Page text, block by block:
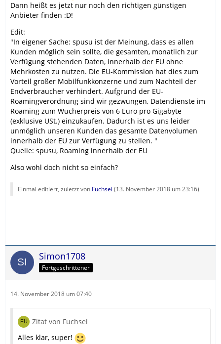
Dann heißt es jetzt nur noch den richtigen günstigen
Anbieter finden :D!
Edit:
"In eigener Sache: spusu ist der Meinung, dass es allen
Kunden möglich sein sollte, die gesamten, monatlich zur
Verfügung stehenden Daten, innerhalb der EU ohne
Mehrkosten zu nutzen. Die EU-Kommission hat dies zum
Vorteil großer Mobilfunkkonzerne und zum Nachteil der
Endverbraucher verhindert. Aufgrund der EU-
Roamingverordnung sind wir gezwungen, Datendienste im
Roaming zum Wucherpreis von 6 Euro pro Gigabyte
(exklusive USt.) einzukaufen. Dadurch ist es uns leider
unmöglich unseren Kunden das gesamte Datenvolumen
innerhalb der EU zur Verfügung zu stellen. "
Quelle: spusu, Roaming innerhalb der EU
Also wohl doch nicht so einfach?
Einmal editiert, zuletzt von Fuchsei (13. November 2018 um 23:16)
Simon1708
Fortgeschrittener
14. November 2018 um 07:40
Zitat von Fuchsei
Alles klar, super!